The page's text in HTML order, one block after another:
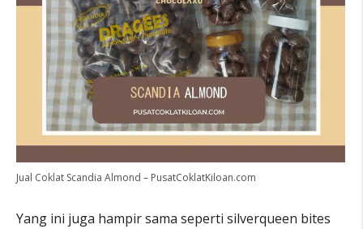
Jual Coklat Scandia Almond – PusatCoklatKiloan.com
Yang ini juga hampir sama seperti silverqueen bites